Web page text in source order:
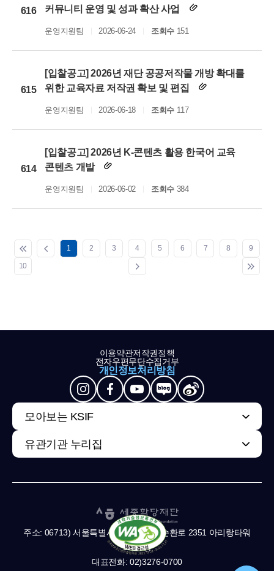
616
커뮤니티 운영 및 성과 확산 사업
운영지원팀 2026-06-24 조회수151
615
[입찰공고] 2026년 재단 공공저작물 개방 확대를
위한 교육자료 저작권 확보 및 편집
운영지원팀 2026-06-18 조회수117
614
[입찰공고] 2026년 K-콘텐츠 활용 한국어 교육
콘텐츠 개발
운영지원팀 2026-06-02 조회수384
1 2 3 4 5 6 7 8 9
10
이용약관저작권정책
전자우편무단수집거부
개인정보처리방침
모아보는 KSIF
유관기관 누리집
주소: 06713) 서울특별시 서초구 남부순환로 2351 아리랑타워
11,13층
대표전화: 02)3276-0700